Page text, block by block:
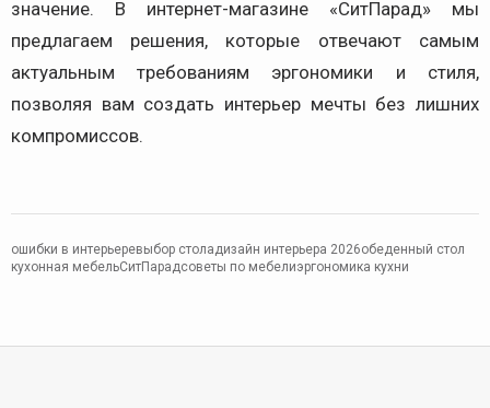
значение. В интернет-магазине «СитПарад» мы
предлагаем решения, которые отвечают самым
актуальным требованиям эргономики и стиля,
позволяя вам создать интерьер мечты без лишних
компромиссов.
ошибки в интерьеревыбор столадизайн интерьера 2026обеденный стол
кухонная мебельСитПарадсоветы по мебелиэргономика кухни